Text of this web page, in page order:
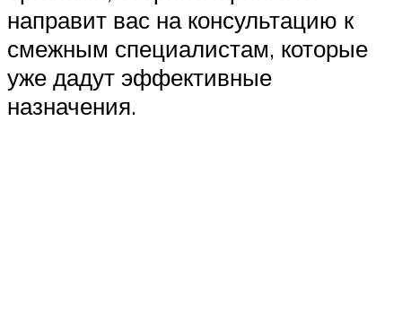
направит вас на консультацию к
смежным специалистам, которые
уже дадут эффективные
назначения.